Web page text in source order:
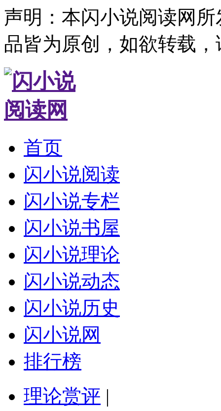
声明：本闪小说阅读网
品皆为原创，如欲转载
首页
闪小说阅读
闪小说专栏
闪小说书屋
闪小说理论
闪小说动态
闪小说历史
闪小说网
排行榜
理论赏评 |